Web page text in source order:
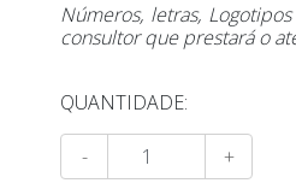
Números, letras,
consultor que prestará o
QUANTIDADE:
- +